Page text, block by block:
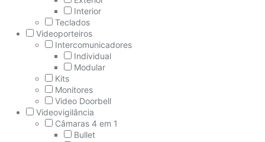
Interior
Teclados
Videoporteiros
Intercomunicadores
Individual
Modular
Kits
Monitores
Video Doorbell
Videovigilância
Câmaras 4 em 1
Bullet